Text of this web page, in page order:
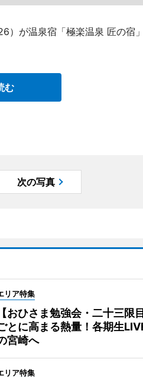
が温泉宿「極楽温泉 匠の宿
む
次の写真
リア特集
【おひさま勉強会・二十三限
とに高まる熱量！各期生
宮崎へ
リア特集